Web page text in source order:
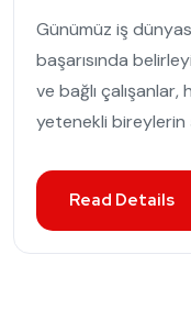
Günümüz iş
başarısında
ve bağlı çalışanlar,
yetenekli bireylerin
Read Details